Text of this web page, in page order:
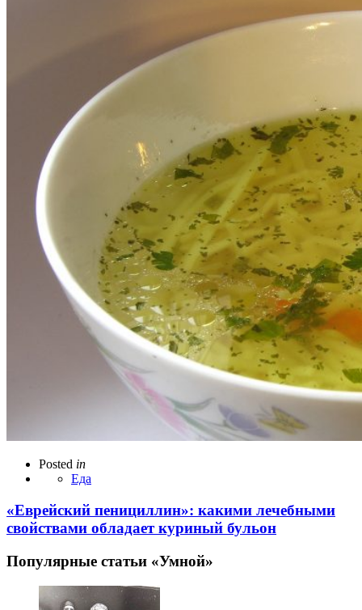
Posted in
Еда
«Еврейский пенициллин»: какими лечебными
свойствами обладает куриный бульон
Популярные статьи «Умной»